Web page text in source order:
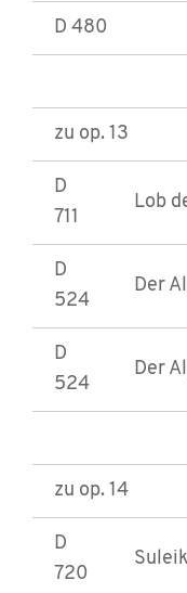
D 480
zu op. 13
D
711
Lob
D
524
Der
D
524
Der
zu op. 14
D
720